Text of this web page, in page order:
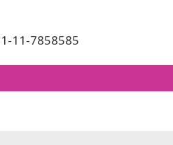
11-7858585